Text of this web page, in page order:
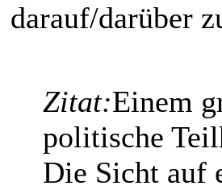
darauf/darüber
Zitat:Einem
politische
Die Sicht auf